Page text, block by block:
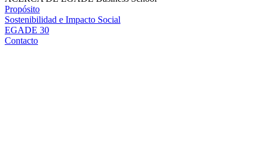
Propósito
Sostenibilidad e Impacto Social
EGADE 30
Contacto